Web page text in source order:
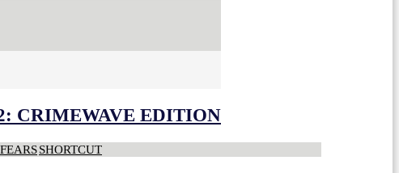
CRIMEWAVE EDITION
SHORTCUT